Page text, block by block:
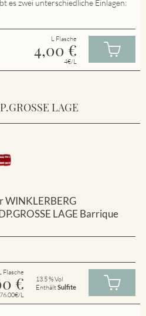
es zwei unterschiedliche Einlagen:
L Flasche
4,00 €
4€/L
LAGE
WINKLERBERG
LAGE Barrique
Flasche
€
76.00€/L
13.5 % Vol
EnthältSulfite